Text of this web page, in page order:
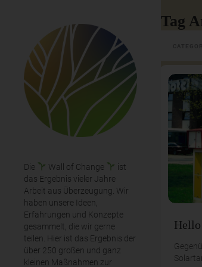
Die Wall of Change
ist
das Ergebnis vieler Jahre
Arbeit aus Überzeugung. Wir
haben unsere Ideen,
Erfahrungen und Konzepte
gesammelt, die wir gerne
teilen. Hier ist das Ergebnis der
über 250 großen und ganz
kleinen Maßnahmen zur
Tag
Hello